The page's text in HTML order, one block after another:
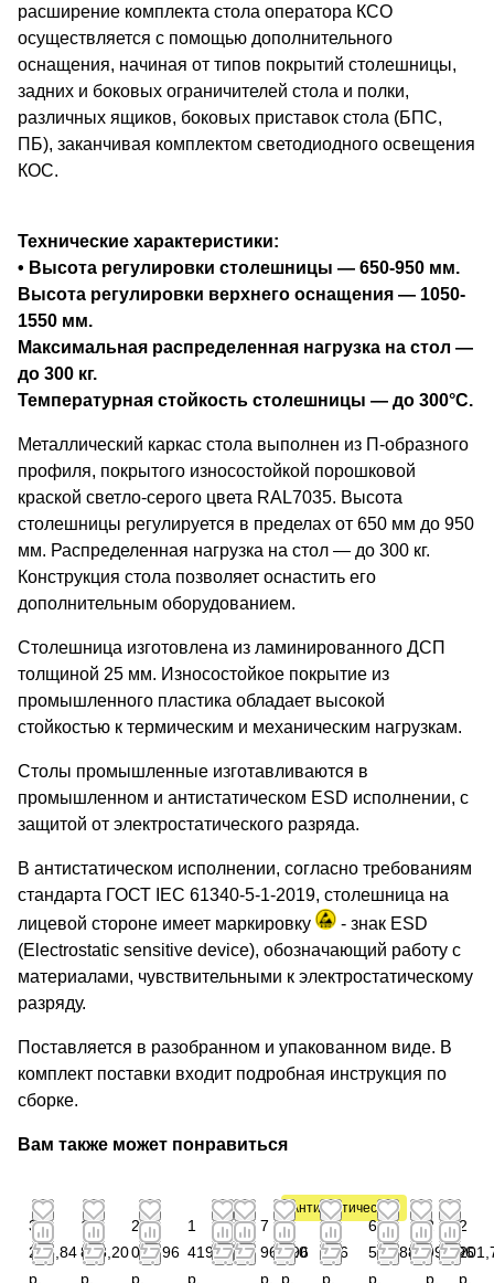
расширение комплекта стола оператора КСО
осуществляется с помощью дополнительного
оснащения, начиная от типов покрытий столешницы,
задних и боковых ограничителей стола и полки,
различных ящиков, боковых приставок стола (БПС,
ПБ), заканчивая комплектом светодиодного освещения
КОС.
Технические характеристики:
• Высота регулировки столешницы — 650-950 мм.
Высота регулировки верхнего оснащения — 1050-
1550 мм.
Максимальная распределенная нагрузка на стол —
до 300 кг.
Температурная стойкость столешницы — до 300°С.
Металлический каркас стола выполнен из П-образного
профиля, покрытого износостойкой порошковой
краской светло-серого цвета RAL7035. Высота
столешницы регулируется в пределах от 650 мм до 950
мм. Распределенная нагрузка на стол — до 300 кг.
Конструкция стола позволяет оснастить его
дополнительным оборудованием.
Столешница изготовлена из ламинированного ДСП
толщиной 25 мм. Износостойкое покрытие из
промышленного пластика обладает высокой
стойкостью к термическим и механическим нагрузкам.
Столы промышленные изготавливаются в
промышленном и антистатическом ESD исполнении, с
защитой от электростатического разряда.
В антистатическом исполнении, согласно требованиям
стандарта ГОСТ IEC 61340-5-1-2019, столешница на
лицевой стороне имеет маркировку
- знак ESD
(Electrostatic sensitive device), обозначающий работу с
материалами, чувствительными к электростатическому
разряду.
Поставляется в разобранном и упакованном виде. В
комплект поставки входит подробная инструкция по
сборке.
Вам также может понравиться
3
288,84
р.
1
873,20
р.
2
028,96
р.
1
419,72
р.
7
965,96
р.
Антистатический
1
410
р.
2
856
р.
6
548,88
р.
2
994,96
р.
2
р.